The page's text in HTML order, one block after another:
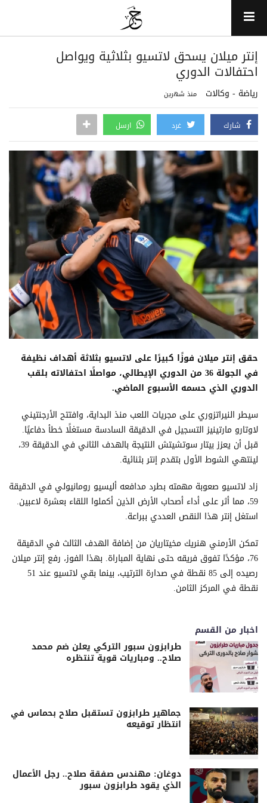
إنتر ميلان يسحق لاتسيو بثلاثية ويواصل
احتفالات الدوري
رياضة - وكالات منذ شهرين
شارك غرد ارسل
حقق إنتر ميلان فوزًا كبيرًا على لاتسيو بثلاثة أهداف نظيفة
في الجولة 36 من الدوري الإيطالي، مواصلًا احتفالاته بلقب
الدوري الذي حسمه الأسبوع الماضي.
سيطر النيراتزوري على مجريات اللعب منذ البداية، وافتتح الأرجنتيني
لاوتارو مارتينيز التسجيل في الدقيقة السادسة مستغلًا خطأ دفاعيًا.
قبل أن يعزز بيتار سوتشيتش النتيجة بالهدف الثاني في الدقيقة 39،
لينتهي الشوط الأول بتقدم إنتر بثنائية.
زاد لاتسيو صعوبة مهمته بطرد مدافعه أليسيو رومانيولي في الدقيقة
59، مما أثر على أداء أصحاب الأرض الذين أكملوا اللقاء بعشرة لاعبين.
استغل إنتر هذا النقص العددي ببراعة.
تمكن الأرمني هنريك مخيتاريان من إضافة الهدف الثالث في الدقيقة
76، مؤكدًا تفوق فريقه حتى نهاية المباراة. بهذا الفوز، رفع إنتر ميلان
رصيده إلى 85 نقطة في صدارة الترتيب، بينما بقي لاتسيو عند 51
نقطة في المركز الثامن.
اخبار من القسم
طرابزون سبور التركي يعلن ضم محمد
صلاح.. ومباريات قوية تنتظره
جماهير طرابزون تستقبل صلاح بحماس في
انتظار توقيعه
دوغان: مهندس صفقة صلاح.. رجل الأعمال
الذي يقود طرابزون سبور